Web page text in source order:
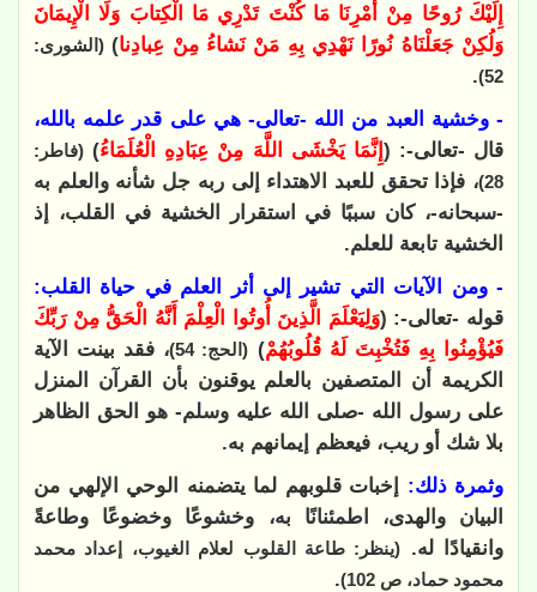
إِلَيْكَ رُوحًا مِنْ أَمْرِنَا مَا كُنْتَ تَدْرِي مَا الْكِتابَ وَلَا الْإِيمَانَ
وَلُكِنْ جَعَلْنَاهُ نُورًا نَهْدِي بِهِ مَنْ نَشاءُ مِنْ عِبادِنا) (الشورى:
52)
.
- وخشية العبد من الله -تعالى- هي على قدر علمه بالله،
قال -تعالى-: (إِنَّمَا يَخْشَى اللَّهَ مِنْ عِبَادِهِ الْعُلَمَاءُ) (فاطر:
28) ، فإذا تحقق للعبد الاهتداء إلى ربه جل شأنه والعلم به
-سبحانه-، كان سببًا في استقرار الخشية في القلب، إذ
الخشية تابعة للعلم.
- ومن الآيات التي تشير إلى أثر العلم في حياة القلب:
قوله -تعالى-: (وَلِيَعْلَمَ الَّذِينَ أُوتُوا الْعِلْمَ أَنَّهُ الْحَقُّ مِنْ رَبِّكَ
فَيُؤْمِنُوا بِهِ فَتُخْبِتَ لَهُ قُلُوبُهُمْ) (الحج: 54)
، فقد بينت الآية
الكريمة أن المتصفين بالعلم يوقنون بأن القرآن المنزل
على رسول الله -صلى الله عليه وسلم- هو الحق الظاهر
بلا شك أو ريب، فيعظم إيمانهم به.
وثمرة ذلك: إخبات قلوبهم لما يتضمنه الوحي الإلهي من
البيان والهدى، اطمئنانًا به، وخشوعًا وخضوعًا وطاعةً
وانقيادًا له.
(ينظر: طاعة القلوب لعلام الغيوب، إعداد محمد
محمود حماد، ص 102)
.